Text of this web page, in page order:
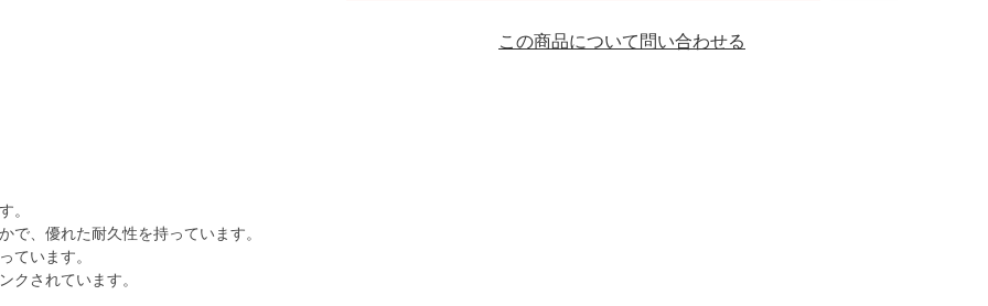
。
、優れた耐久性を持っています。
ています。
されています。
この商品について問い合わせる